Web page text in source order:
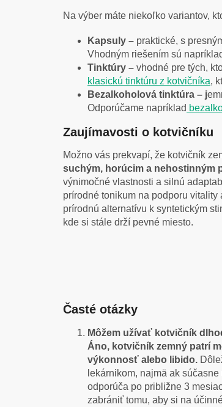
Na výber máte niekoľko variantov,
Kapsuly – praktické, s
Vhodným riešením sú
Tinktúry – vhodné pre tých,
klasickú tinktúru z kotvičníka,
Bezalkoholová tinktúra – j
Odporúčame napríklad
Zaujímavosti o kotvičníku
Možno vás prekvapí, že kotvičník
suchým, horúcim a nehostinným
výnimočné vlastnosti a silnú
prírodné tonikum na podporu
prírodnú alternatívu k syntetickým
kde si stále drží pevné miesto.
Časté otázky
Môžem užívať kotvičník
Áno, kotvičník zemný patrí
výkonnosť alebo libido.
lekárnikom, najmä ak
odporúča po približne 3
zabrániť tomu, aby si na